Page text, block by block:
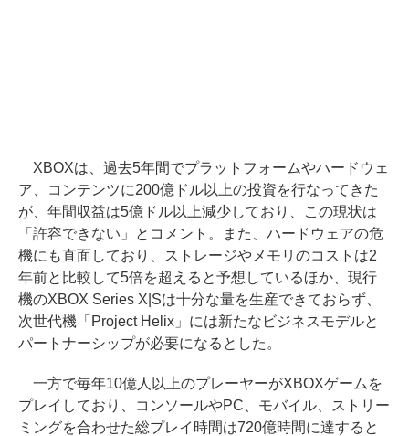
XBOXは、過去5年間でプラットフォームやハードウェ
ア、コンテンツに200億ドル以上の投資を行なってきた
が、年間収益は5億ドル以上減少しており、この現状は
「許容できない」とコメント。また、ハードウェアの危
機にも直面しており、ストレージやメモリのコストは2
年前と比較して5倍を超えると予想しているほか、現行
機のXBOX Series X|Sは十分な量を生産できておらず、
次世代機「Project Helix」には新たなビジネスモデルと
パートナーシップが必要になるとした。
一方で毎年10億人以上のプレーヤーがXBOXゲームを
プレイしており、コンソールやPC、モバイル、ストリー
ミングを合わせた総プレイ時間は720億時間に達すると